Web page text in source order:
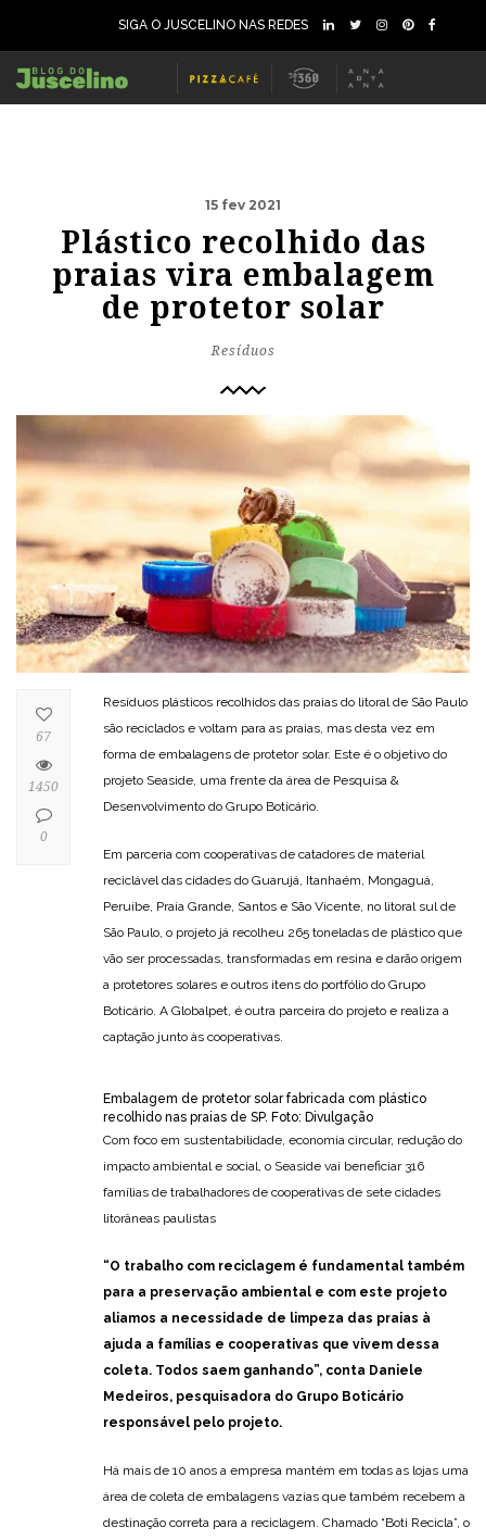
SIGA O JUSCELINO NAS REDES
15 fev 2021
Plástico recolhido das
praias vira embalagem
de protetor solar
Resíduos
Resíduos plásticos recolhidos das praias do litoral de São Paulo
são reciclados e voltam para as praias, mas desta vez em
forma de embalagens de protetor solar. Este é o objetivo do
projeto Seaside, uma frente da área de Pesquisa &
Desenvolvimento do Grupo Boticário.
Em parceria com cooperativas de catadores de material
reciclável das cidades do Guarujá, Itanhaém, Mongaguá,
Peruíbe, Praia Grande, Santos e São Vicente, no litoral sul de
São Paulo, o projeto já recolheu 265 toneladas de plástico que
vão ser processadas, transformadas em resina e darão origem
a protetores solares e outros itens do portfólio do Grupo
Boticário. A Globalpet, é outra parceira do projeto e realiza a
captação junto às cooperativas.
Embalagem de protetor solar fabricada com plástico
recolhido nas praias de SP. Foto: Divulgação
Com foco em sustentabilidade, economia circular, redução do
impacto ambiental e social, o Seaside vai beneficiar 316
famílias de trabalhadores de cooperativas de sete cidades
litorâneas paulistas
“O trabalho com reciclagem é fundamental também
para a preservação ambiental e com este projeto
aliamos a necessidade de limpeza das praias à
ajuda a famílias e cooperativas que vivem dessa
coleta. Todos saem ganhando”, conta Daniele
Medeiros, pesquisadora do Grupo Boticário
responsável pelo projeto.
Há mais de 10 anos a empresa mantém em todas as lojas uma
área de coleta de embalagens vazias que também recebem a
destinação correta para a reciclagem. Chamado “Boti Recicla”, o
67
1450
0